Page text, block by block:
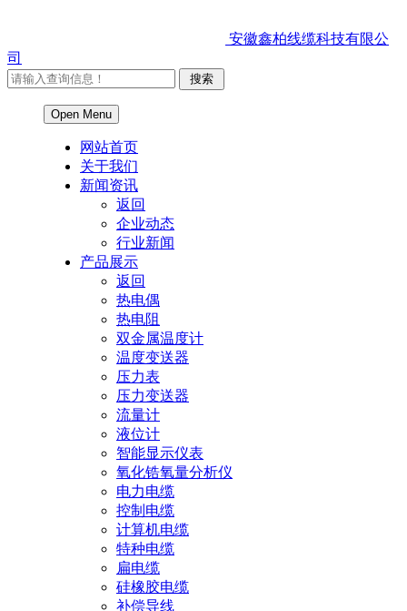
安徽鑫柏线缆科技有限公
司
Open Menu
网站首页
关于我们
新闻资讯
返回
企业动态
行业新闻
产品展示
返回
热电偶
热电阻
双金属温度计
温度变送器
压力表
压力变送器
流量计
液位计
智能显示仪表
氧化锆氧量分析仪
电力电缆
控制电缆
计算机电缆
特种电缆
扁电缆
硅橡胶电缆
补偿导线